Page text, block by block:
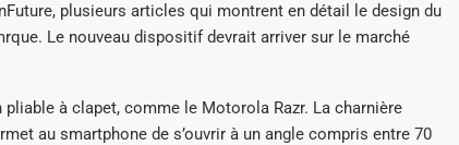
plusieurs articles qui montrent en détail le design du
Le nouveau dispositif devrait arriver sur le marché
pliable à clapet, comme le Motorola Razr. La charnière
au smartphone de s’ouvrir à un angle compris entre 70